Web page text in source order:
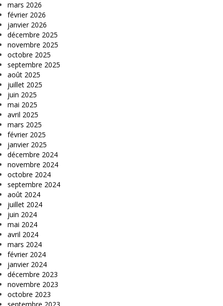
mars 2026
février 2026
janvier 2026
décembre 2025
novembre 2025
octobre 2025
septembre 2025
août 2025
juillet 2025
juin 2025
mai 2025
avril 2025
mars 2025
février 2025
janvier 2025
décembre 2024
novembre 2024
octobre 2024
septembre 2024
août 2024
juillet 2024
juin 2024
mai 2024
avril 2024
mars 2024
février 2024
janvier 2024
décembre 2023
novembre 2023
octobre 2023